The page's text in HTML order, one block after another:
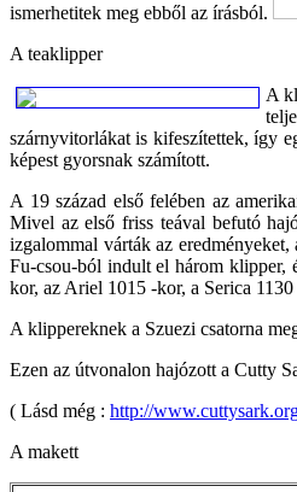
ismerhetitek meg ebből az írásból.
A teaklipper
A
szárnyvitorlákat is kifeszítettek, így
képest gyorsnak számított.
A 19 század első felében az
Mivel az első friss teával befutó
izgalommal várták az
Fu-csou-ból indult el három klipper,
kor, az Ariel 1015 -kor, a Serica
A klippereknek a Szuezi csatorna
Ezen az útvonalon hajózott a Cutty
( Lásd még : http://
A makett